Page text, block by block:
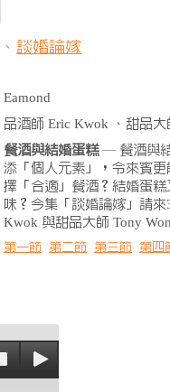
、 談婚論嫁
Eamond
品酒師 Eric Kwok 、甜品大
餐酒與結婚蛋糕— 餐酒與
添「個人元素」，令來賓
擇「合適」餐酒？結婚蛋
味？今集「談婚論嫁」請
Kwok 與甜品大師 Tony
第一節 第二節 第三節 第四